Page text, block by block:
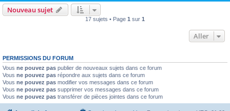
Nouveau sujet
17 sujets • Page 1 sur 1
Aller
PERMISSIONS DU FORUM
Vous ne pouvez pas publier de nouveaux sujets dans ce forum
Vous ne pouvez pas répondre aux sujets dans ce forum
Vous ne pouvez pas modifier vos messages dans ce forum
Vous ne pouvez pas supprimer vos messages dans ce forum
Vous ne pouvez pas transférer de pièces jointes dans ce forum